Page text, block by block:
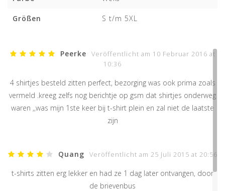
Größen S t/m 5XL
Peerke
Veröffentlicht am 10 Februar 2016 at
10:36
4 shirtjes besteld zitten perfect, bezorging was ook prima zoals
vermeld .kreeg zelfs nog berichtje op gsm dat shirtjes onderweg
waren ,,was mijn 1ste keer bij t-shirt plein en zal niet de laatste
zijn
Quang Veröffentlicht am 25 Juli 2015 at 20:56
t-shirts zitten erg lekker en had ze 1 dag later ontvangen, door
de brievenbus